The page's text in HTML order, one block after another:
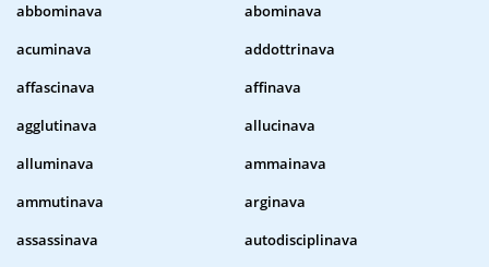
abbominava
abominava
acuminava
addottrinava
affascinava
affinava
agglutinava
allucinava
alluminava
ammainava
ammutinava
arginava
assassinava
autodisciplinava